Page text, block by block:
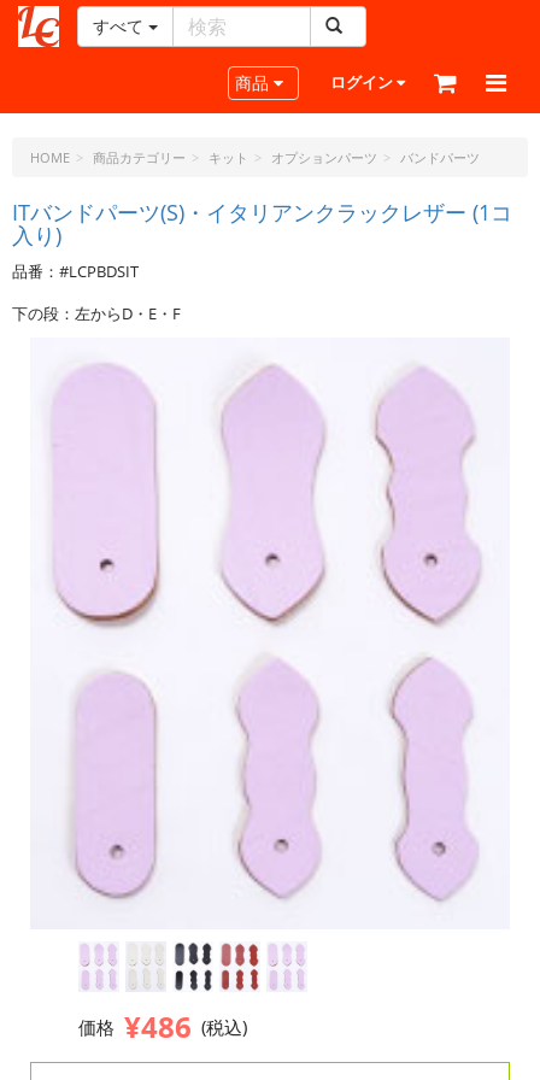
ー
ラ
ト・
ド
ッ
ト・
ジ
すべて
Toggle navigation
商品 ログイン
HOME 商品カテゴリー キット オプションパーツ バンドパーツ
ITバンドパーツ(S)・イタリアンクラックレザー (1コ
入り)
品番：#LCPBDSIT
下の段：左からD・E・F
価格 ¥486 (税込)